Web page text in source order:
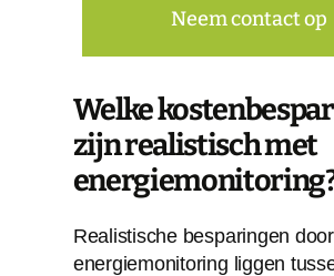
Neem contact op
Welke
zijn realistisch met
Realistische besparingen door
energiemonitoring liggen